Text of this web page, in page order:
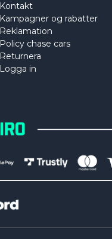
Kontakt
Kampagner og rabatter
Reklamation
Policy chase cars
Returnera
Logga in